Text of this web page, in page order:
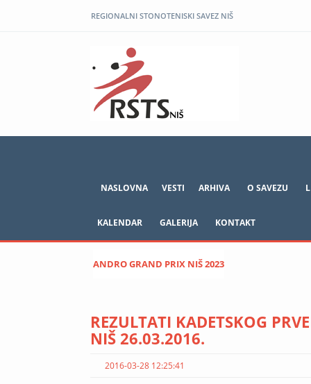
REGIONALNI STONOTENISKI SAVEZ NIŠ
NASLOVNA VESTI ARHIVA O SAVEZU
KALENDAR GALERIJA KONTAKT
Otvoreno prvenstvo Vranja 2023
REZULTATI KADETSKOG
NIŠ 26.03.2016.
2016-03-28 12:25:41